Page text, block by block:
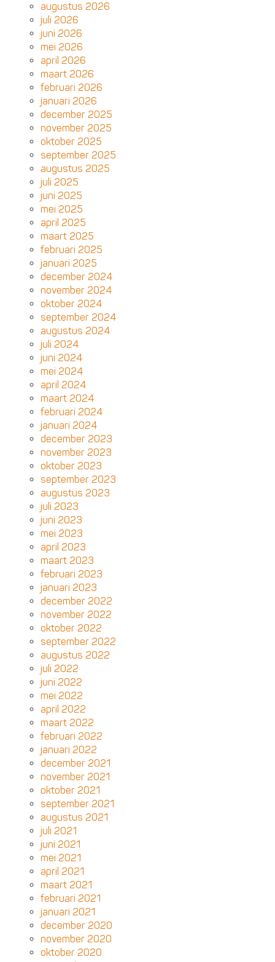
augustus 2026
juli 2026
juni 2026
mei 2026
april 2026
maart 2026
februari 2026
januari 2026
december 2025
november 2025
oktober 2025
september 2025
augustus 2025
juli 2025
juni 2025
mei 2025
april 2025
maart 2025
februari 2025
januari 2025
december 2024
november 2024
oktober 2024
september 2024
augustus 2024
juli 2024
juni 2024
mei 2024
april 2024
maart 2024
februari 2024
januari 2024
december 2023
november 2023
oktober 2023
september 2023
augustus 2023
juli 2023
juni 2023
mei 2023
april 2023
maart 2023
februari 2023
januari 2023
december 2022
november 2022
oktober 2022
september 2022
augustus 2022
juli 2022
juni 2022
mei 2022
april 2022
maart 2022
februari 2022
januari 2022
december 2021
november 2021
oktober 2021
september 2021
augustus 2021
juli 2021
juni 2021
mei 2021
april 2021
maart 2021
februari 2021
januari 2021
december 2020
november 2020
oktober 2020